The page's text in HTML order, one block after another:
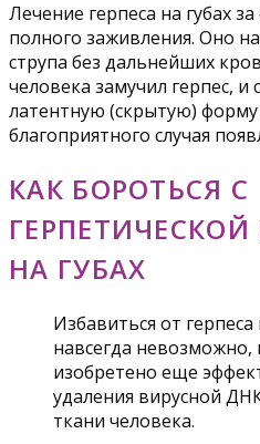
Лечение герпеса на губах
полного заживления. Оно
струпа без дальнейших
человека замучил герпес,
латентную (скрытую)
благоприятного случая
КАК БОРОТЬСЯ С
НА ГУБАХ
Избавиться от герпеса
навсегда невозможно,
изобретено еще
удаления вирусной
ткани человека.